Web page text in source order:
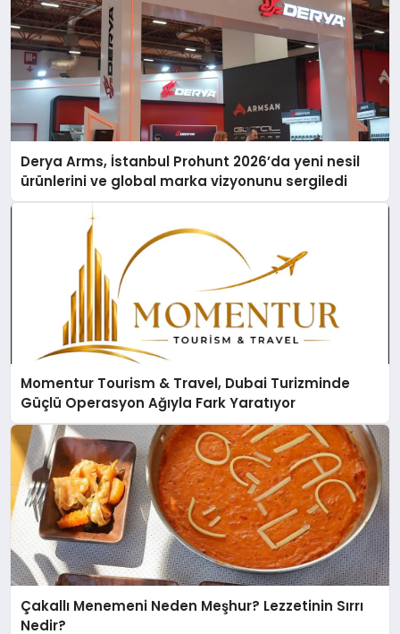
Derya Arms, İstanbul Prohunt 2026’da yeni nesil
ürünlerini ve global marka vizyonunu sergiledi
Momentur Tourism & Travel, Dubai Turizminde
Güçlü Operasyon Ağıyla Fark Yaratıyor
Çakallı Menemeni Neden Meşhur? Lezzetinin Sırrı
Nedir?